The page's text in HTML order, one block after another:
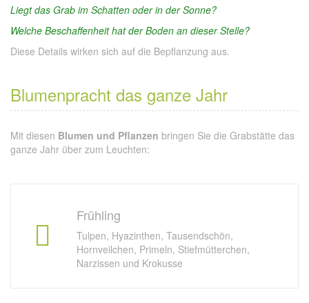
Liegt das Grab im Schatten oder in der Sonne?
Welche Beschaffenheit hat der Boden an dieser Stelle?
Diese Details wirken sich auf die Bepflanzung aus.
Blumenpracht das ganze Jahr
Mit diesen Blumen und Pflanzen bringen Sie die Grabstätte das
ganze Jahr über zum Leuchten:
Frühling
Tulpen, Hyazinthen, Tausendschön,
Hornveilchen, Primeln, Stiefmütterchen,
Narzissen und Krokusse